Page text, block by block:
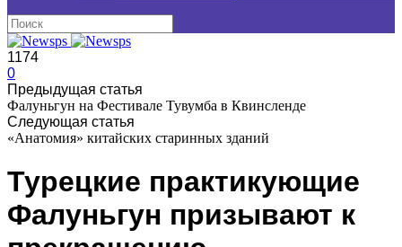
1174
0
Предыдущая статья
Фалуньгун на Фестивале Тувумба в Квинсленде
Следующая статья
«Анатомия» китайских старинных зданий
Турецкие практикующие
Фалуньгун призывают к